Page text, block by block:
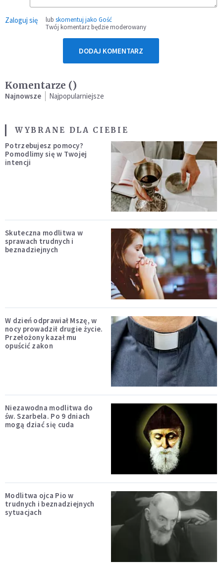
Zaloguj się lub skomentuj jako Gość
Twój komentarz będzie moderowany
DODAJ KOMENTARZ
Komentarze ()
Najnowsze Najpopularniejsze
WYBRANE DLA CIEBIE
Potrzebujesz pomocy?
Pomodlimy się w Twojej
intencji
Skuteczna modlitwa w
sprawach trudnych i
beznadziejnych
W dzień odprawiał Mszę, w
nocy prowadził drugie życie.
Przełożony kazał mu
opuścić zakon
Niezawodna modlitwa do
św. Szarbela. Po 9 dniach
mogą dziać się cuda
Modlitwa ojca Pio w
trudnych i beznadziejnych
sytuacjach